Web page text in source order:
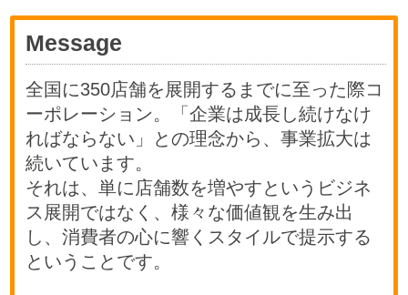
Message
全国に350店舗を展開するまでに至った際コ
ーポレーション。「企業は成長し続けなけ
ればならない」との理念から、事業拡大は
続いています。
それは、単に店舗数を増やすというビジネ
ス展開ではなく、様々な価値観を生み出
し、消費者の心に響くスタイルで提示する
ということです。